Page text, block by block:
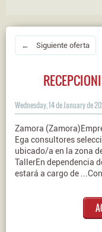
← Siguiente oferta
Wednesday, 14 de January de
Zamora
Ega consultores
ubicado/a en la zona
TallerEn dependencia
estará a cargo de